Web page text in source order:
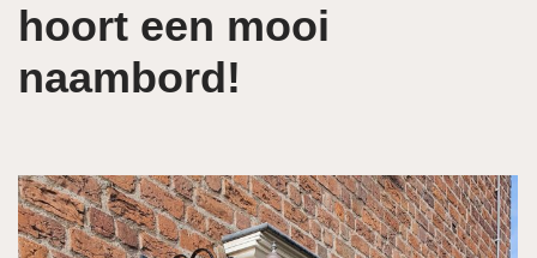
hoort een mooi
naambord!